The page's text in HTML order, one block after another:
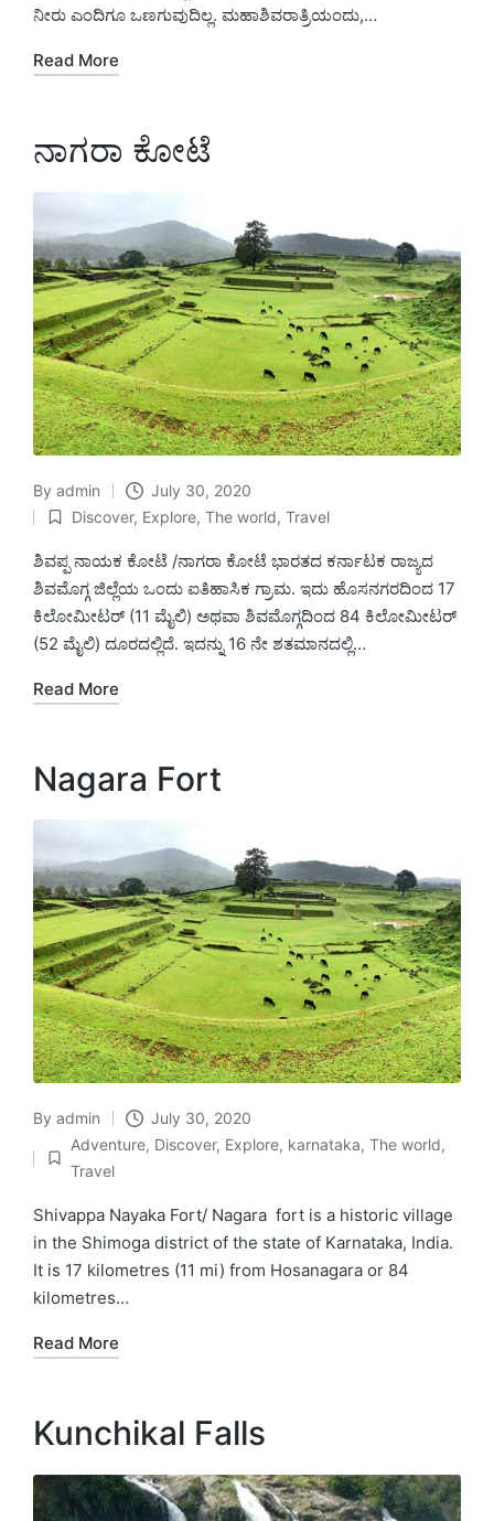
ನೀರು ಎಂದಿಗೂ ಒಣಗುವುದಿಲ್ಲ. ಮಹಾಶಿವರಾತ್ರಿಯಂದು,…
Read More
ನಾಗರಾ ಕೋಟೆ
Posted
by
By admin July 30, 2020
Posted
in
Discover, Explore, The world, Travel
ಶಿವಪ್ಪ ನಾಯಕ ಕೋಟೆ /ನಾಗರಾ ಕೋಟೆ ಭಾರತದ ಕರ್ನಾಟಕ ರಾಜ್ಯದ
ಶಿವಮೊಗ್ಗ ಜಿಲ್ಲೆಯ ಒಂದು ಐತಿಹಾಸಿಕ ಗ್ರಾಮ. ಇದು ಹೊಸನಗರದಿಂದ 17
ಕಿಲೋಮೀಟರ್ (11 ಮೈಲಿ) ಅಥವಾ ಶಿವಮೊಗ್ಗದಿಂದ 84 ಕಿಲೋಮೀಟರ್
(52 ಮೈಲಿ) ದೂರದಲ್ಲಿದೆ. ಇದನ್ನು 16 ನೇ ಶತಮಾನದಲ್ಲಿ…
Read More
Nagara Fort
Posted
by
By admin July 30, 2020
Posted
Adventure, Discover, Explore, karnataka, The world,
Travel
Shivappa Nayaka Fort/ Nagara fort is a historic village
in the Shimoga district of the state of Karnataka, India.
It is 17 kilometres (11 mi) from Hosanagara or 84
kilometres…
Read More
Kunchikal Falls